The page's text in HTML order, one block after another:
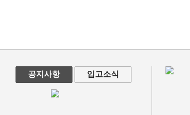
공지사항 입고소식